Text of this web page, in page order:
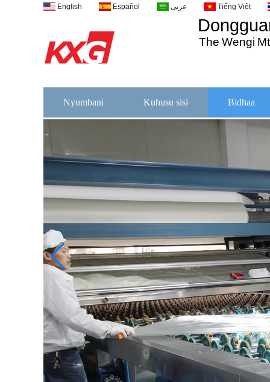
English Español عربى Tiếng Việt
The Wengi
Nyumbani Kuhusu sisi Bidhaa